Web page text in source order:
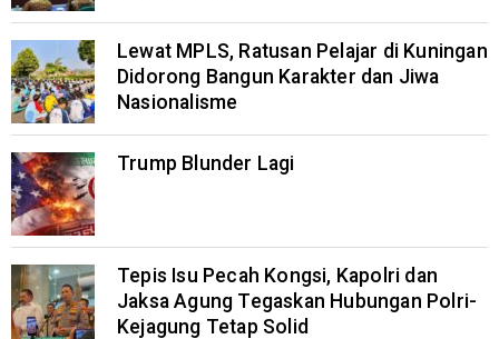
Lewat MPLS, Ratusan Pelajar di Kuningan
Didorong Bangun Karakter dan Jiwa
Nasionalisme
Trump Blunder Lagi
Tepis Isu Pecah Kongsi, Kapolri dan
Jaksa Agung Tegaskan Hubungan Polri-
Kejagung Tetap Solid